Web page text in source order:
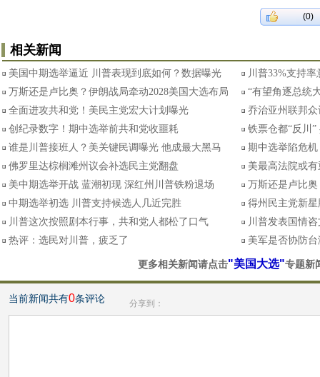
(0)
相关新闻
美国中期选举逼近 川普表现到底如何？数据曝光
川普33%支持
万斯还是卢比奥？伊朗战局牵动2028美国大选布局
“有望角逐总统
全面进攻共和党！美民主党宏大计划曝光
乔治亚州联邦
创纪录数字！期中选举前共和党收噩耗
铁票仓都“反川
谁是川普接班人？美关键民调曝光 他成最大黑马
期中选举陷危
佛罗里达棕榈滩州议会补选民主党翻盘
美最高法院或
美中期选举开战 蓝潮初现 深红州川普铁粉退场
万斯还是卢比
中期选举初选 川普支持候选人几近完胜
得州民主党新
川普这次按照剧本行事，共和党人都松了口气
川普发表国情
热评：选民对川普，疲乏了
美军是否协防
更多相关新闻请点击"美国大选"专题新
当前新闻共有0条评论 分享到：